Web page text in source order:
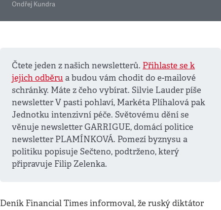
Ondřej Kundra
Čtete jeden z našich newsletterů. Přihlaste se k
jejich odběru a budou vám chodit do e-mailové
schránky. Máte z čeho vybírat. Silvie Lauder píše
newsletter V pasti pohlaví, Markéta Plíhalová pak
Jednotku intenzivní péče. Světovému dění se
věnuje newsletter GARRIGUE, domácí politice
newsletter PLAMÍNKOVÁ. Pomezí byznysu a
politiku popisuje Sečteno, podtrženo, který
připravuje Filip Zelenka.
Deník Financial Times informoval, že ruský diktátor